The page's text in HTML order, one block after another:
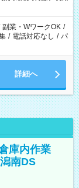
原則禁止）によ
場合があります
副業・WワークOK /
/ 電話対応なし / パ
詳細へ
庫内作業
南DS